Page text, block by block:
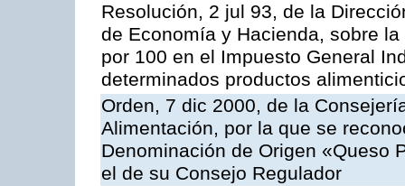
Resolución, 2 jul 93, de la
de Economía y Hacienda, sobre
por 100 en el Impuesto General
determinados productos
Orden, 7 dic 2000, de la
Alimentación, por la que se
Denominación de Origen «Queso
el de su Consejo Regulador